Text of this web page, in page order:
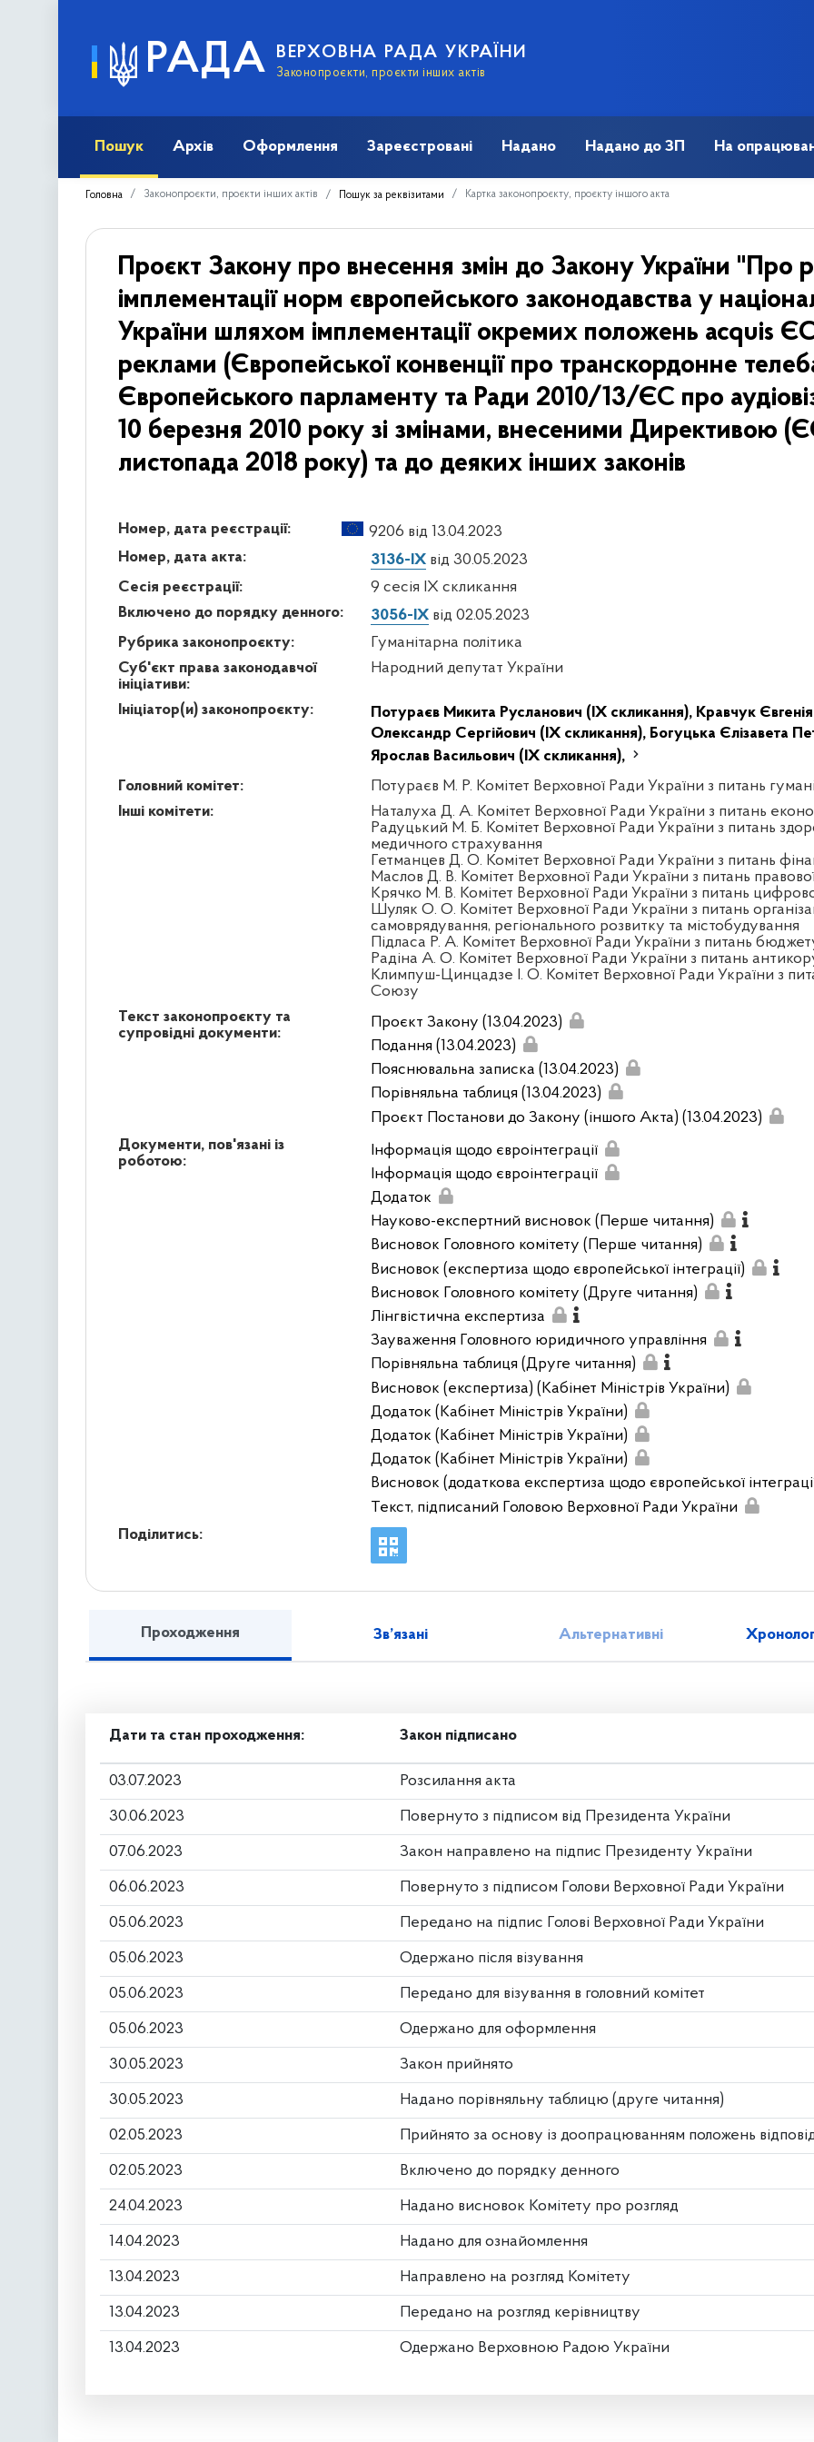
РАДА ВЕРХОВНА РАДА УКРАЇНИ
Законопроєкти, проєкти інших актів
Пошук Архів Оформлення Зареєстровані Надано Надано до ЗП На
Головна Законопроєкти, проєкти інших актів Пошук за реквізитами Картка законопроєкту, проєкту іншого акта
Проєкт Закону про внесення змін до Закону України "Про
імплементації норм європейського законодавства у
України шляхом імплементації окремих положень acquis ЄС
реклами (Європейської конвенції про транскордонне
Європейського парламенту та Ради 2010/13/ЄС про
10 березня 2010 року зі змінами, внесеними Директивою
листопада 2018 року) та до деяких інших законів
Номер, дата реєстрації:
9206 від 13.04.2023
Номер, дата акта:
3136-IX від 30.05.2023
Сесія реєстрації:
9 сесія IX скликання
Включено до порядку денного:
3056-IX від 02.05.2023
Рубрика законопроєкту:
Гуманітарна політика
Суб'єкт права законодавчої
ініціативи:
Народний депутат України
Ініціатор(и) законопроєкту: Потураєв Микита Русланович (IX скликання), Кравчук
Олександр Сергійович (IX скликання), Богуцька Єлізавета
Ярослав Васильович (IX скликання),
Головний комітет:
Потураєв М. Р. Комітет Верховної Ради України з питань
Інші комітети:
Наталуха Д. А. Комітет Верховної Ради України з питань
Радуцький М. Б. Комітет Верховної Ради України з питань
медичного страхування
Гетманцев Д. О. Комітет Верховної Ради України з питань
Маслов Д. В. Комітет Верховної Ради України з питань
Крячко М. В. Комітет Верховної Ради України з питань
Шуляк О. О. Комітет Верховної Ради України з питань
самоврядування, регіонального розвитку та містобудування
Підласа Р. А. Комітет Верховної Ради України з питань
Радіна А. О. Комітет Верховної Ради України з питань
Климпуш-Цинцадзе І. О. Комітет Верховної Ради України з
Союзу
Текст законопроєкту та
супровідні документи:
Проєкт Закону (13.04.2023)
Подання (13.04.2023)
Пояснювальна записка (13.04.2023)
Порівняльна таблиця (13.04.2023)
Проєкт Постанови до Закону (іншого Акта) (13.04.2023)
Документи, пов'язані із
роботою:
Інформація щодо євроінтеграції
Інформація щодо євроінтеграції
Додаток
Науково-експертний висновок (Перше читання)
Висновок Головного комітету (Перше читання)
Висновок (експертиза щодо європейської інтеграції)
Висновок Головного комітету (Друге читання)
Лінгвістична експертиза
Зауваження Головного юридичного управління
Порівняльна таблиця (Друге читання)
Висновок (експертиза) (Кабінет Міністрів України)
Додаток (Кабінет Міністрів України)
Додаток (Кабінет Міністрів України)
Додаток (Кабінет Міністрів України)
Висновок (додаткова експертиза щодо європейської
Текст, підписаний Головою Верховної Ради України
Поділитись:
Проходження Зв’язані Альтернативні
Дати та стан проходження: Закон підписано
03.07.2023 Розсилання акта
30.06.2023 Повернуто з підписом від Президента України
07.06.2023 Закон направлено на підпис Президенту України
06.06.2023 Повернуто з підписом Голови Верховної Ради України
05.06.2023 Передано на підпис Голові Верховної Ради України
05.06.2023 Одержано після візування
05.06.2023 Передано для візування в головний комітет
05.06.2023 Одержано для оформлення
30.05.2023 Закон прийнято
30.05.2023 Надано порівняльну таблицю (друге читання)
02.05.2023 Прийнято за основу із доопрацюванням положень
02.05.2023 Включено до порядку денного
24.04.2023 Надано висновок Комітету про розгляд
14.04.2023 Надано для ознайомлення
13.04.2023 Направлено на розгляд Комітету
13.04.2023 Передано на розгляд керівництву
13.04.2023 Одержано Верховною Радою України